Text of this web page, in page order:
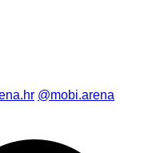
@mobi.arena